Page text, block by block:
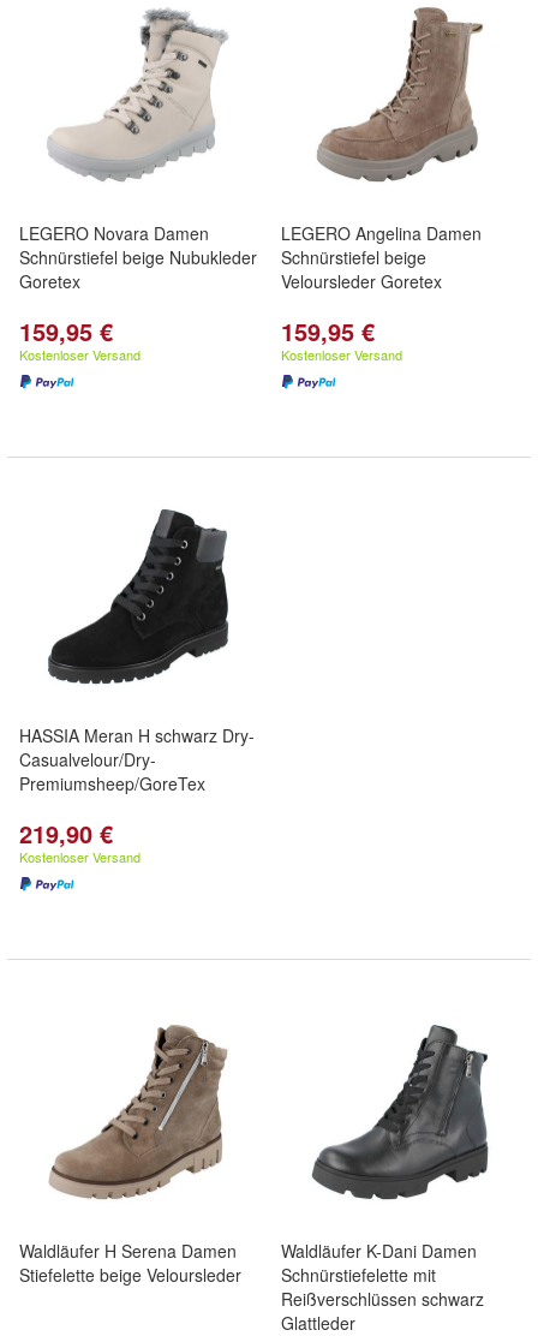
LEGERO Novara Damen
Schnürstiefel beige Nubukleder
Goretex
159,95 €
Kostenloser Versand
LEGERO Angelina Damen
Schnürstiefel beige
Veloursleder Goretex
159,95 €
Kostenloser Versand
HASSIA Meran H schwarz Dry-
Casualvelour/Dry-
Premiumsheep/GoreTex
219,90 €
Kostenloser Versand
Waldläufer H Serena Damen
Stiefelette beige Veloursleder
Waldläufer K-Dani Damen
Schnürstiefelette mit
Reißverschlüssen schwarz
Glattleder